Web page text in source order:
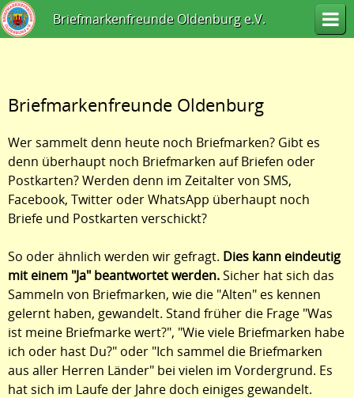
Briefmarkenfreunde Oldenburg e.V.
Briefmarkenfreunde Oldenburg
Wer sammelt denn heute noch Briefmarken? Gibt es
denn überhaupt noch Briefmarken auf Briefen oder
Postkarten? Werden denn im Zeitalter von SMS,
Facebook, Twitter oder WhatsApp überhaupt noch
Briefe und Postkarten verschickt?
So oder ähnlich werden wir gefragt. Dies kann eindeutig
mit einem "Ja" beantwortet werden.Sicher hat sich das
Sammeln von Briefmarken, wie die "Alten" es kennen
gelernt haben, gewandelt. Stand früher die Frage "Was
ist meine Briefmarke wert?", "Wie viele Briefmarken habe
ich oder hast Du?" oder "Ich sammel die Briefmarken
aus aller Herren Länder" bei vielen im Vordergrund. Es
hat sich im Laufe der Jahre doch einiges gewandelt.